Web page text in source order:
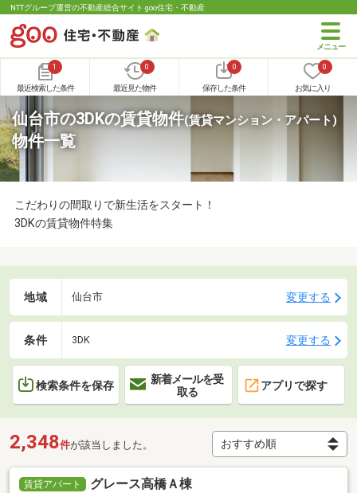
NTTグループ運営の不動産総合サイト goo住宅・不動産
1
最近検索した条件
0
最近見た物件
0
保存した条件
0
お気に入り
仙台市の3DKの賃貸物件(賃貸マンション・アパート)
物件一覧
こだわりの間取りで新生活をスタート！
3DKの賃貸物件特集
地域 仙台市 変更する
条件 3DK 変更する
検索条件を保存
新着メールを受
取る
アプリで探す
2,348件が該当しました。
賃貸アパート グレース高橋Ａ棟